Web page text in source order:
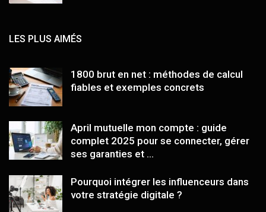
LES PLUS AIMÉS
1800 brut en net : méthodes de calcul
fiables et exemples concrets
April mutuelle mon compte : guide
complet 2025 pour se connecter, gérer
ses garanties et ...
Pourquoi intégrer les influenceurs dans
votre stratégie digitale ?